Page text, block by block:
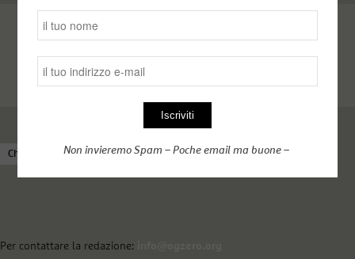
Chi siamo Come funziona OGzero Complici nel web
Per contattare la redazione:
Non invieremo Spam – Poche email ma buone –